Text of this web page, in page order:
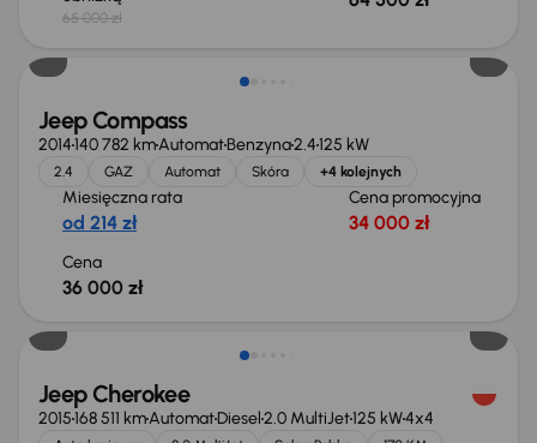
65 000 zł
Świeżo skupione
Jeep Compass
2014140 782 kmAutomatBenzyna2.4125 kW
2.4 GAZ Automat Skóra +4 kolejnych
Miesięczna rata
od 214 zł
Cena promocyjna
34 000 zł
Cena
36 000 zł
Jeep Cherokee
2015168 511 kmAutomatDiesel2.0 MultiJet125 kW4x4